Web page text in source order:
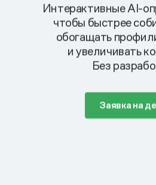
Интерактивные AI-
чтобы быстрее
обогащать
и увеличивать
Без
Заявка на